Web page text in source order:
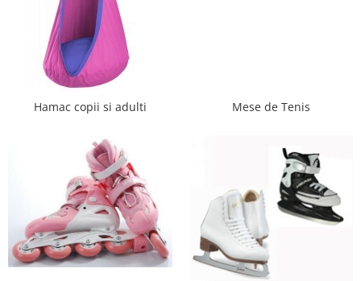
Dulap si cutii depozitare jucarii
Fotolii copii
Lampi de veghe
Sac de dormit 60 cm
Sac de dormit 70 cm
Sac de dormit 80 cm
Sac de dormit 90 cm
Sac de dormit 100 cm
Sac de dormit 110 cm
Sac de dormit 120 cm
Hamac copii si adulti Mese de Tenis